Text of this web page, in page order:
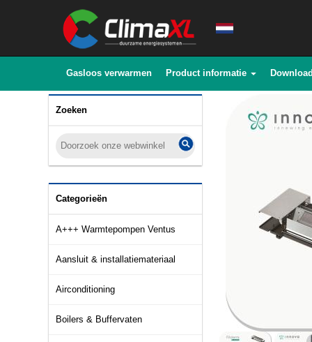
Gasloos verwarmen Product informatie
Zoeken
Categorieën
A+++ Warmtepompen Ventus
Aansluit & installatiemateriaal
Airconditioning
Boilers & Buffervaten